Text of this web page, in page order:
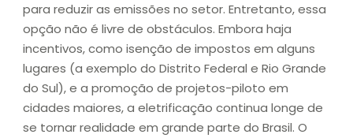
para reduzir as emissões no setor. Entretanto, essa
opção não é livre de obstáculos. Embora haja
incentivos, como isenção de impostos em alguns
lugares (a exemplo do Distrito Federal e Rio Grande
do Sul), e a promoção de projetos-piloto em
cidades maiores, a eletrificação continua longe de
se tornar realidade em grande parte do Brasil. O